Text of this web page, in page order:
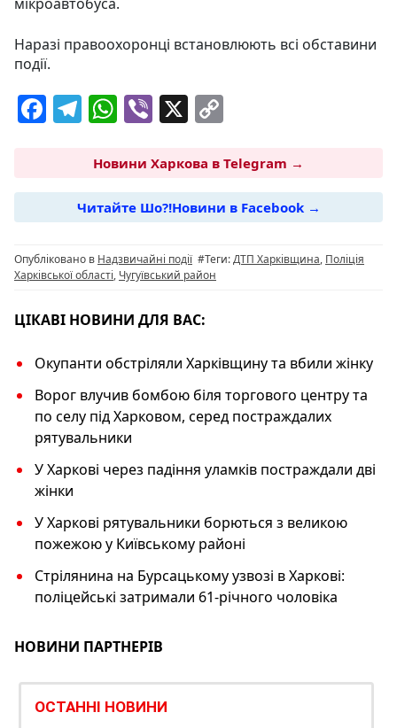
Наразі правоохоронці встановлюють всі обставини
події.
F
e
b
o
o
k
T
e
g
ra
m
W
at
s
A
p
p
Vi
er
X
p
y
Li
n
Новини Харкова в Telegram →
Читайте Шо?!Новини в Facebook →
Опубліковано в Надзвичайні події #Теги:ДТП Харківщина, Поліція
Харківської області, Чугуївський район
ЦІКАВІ НОВИНИ ДЛЯ ВАС:
Окупанти обстріляли Харківщину та вбили жінку
Ворог влучив бомбою біля торгового центру та
по селу під Харковом, серед постраждалих
рятувальники
У Харкові через падіння уламків постраждали дві
жінки
У Харкові рятувальники борються з великою
пожежою у Київському районі
Стрілянина на Бурсацькому узвозі в Харкові:
поліцейські затримали 61-річного чоловіка
НОВИНИ ПАРТНЕРІВ
ОСТАННІ НОВИНИ